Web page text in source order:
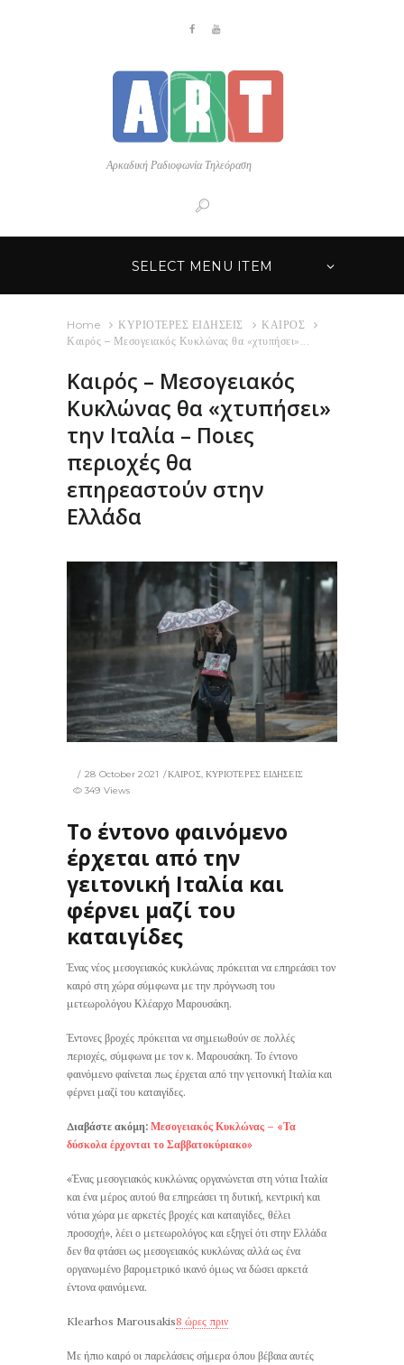
Αρκαδική Ραδιοφωνία Τηλεόραση
SELECT MENU ITEM
Home ΚΥΡΙΟΤΕΡΕΣ ΕΙΔΗΣΕΙΣ
ΚΑΙΡΟΣ
Καιρός – Μεσογειακός Κυκλώνας θα «χτυπήσει»...
Καιρός – Μεσογειακός
Κυκλώνας θα «χτυπήσει»
την Ιταλία – Ποιες
περιοχές θα
επηρεαστούν στην
Ελλάδα
28 October 2021 ΚΑΙΡΟΣ, ΚΥΡΙΟΤΕΡΕΣ ΕΙΔΗΣΕΙΣ
349 Views
Το έντονο φαινόμενο
έρχεται από την
γειτονική Ιταλία και
φέρνει μαζί του
καταιγίδες
Ένας νέος μεσογειακός κυκλώνας πρόκειται να επηρεάσει τον
καιρό στη χώρα σύμφωνα με την πρόγνωση του
μετεωρολόγου Κλέαρχο Μαρουσάκη.
Έντονες βροχές πρόκειται να σημειωθούν σε πολλές
περιοχές, σύμφωνα με τον κ. Μαρουσάκη. Το έντονο
φαινόμενο φαίνεται πως έρχεται από την γειτονική Ιταλία και
φέρνει μαζί του καταιγίδες.
Διαβάστε ακόμη: Μεσογειακός Κυκλώνας – «Τα
δύσκολα έρχονται το Σαββατοκύριακο»
«Ένας μεσογειακός κυκλώνας οργανώνεται στη νότια Ιταλία
και ένα μέρος αυτού θα επηρεάσει τη δυτική, κεντρική και
νότια χώρα με αρκετές βροχές και καταιγίδες, θέλει
προσοχή», λέει ο μετεωρολόγος και εξηγεί ότι στην Ελλάδα
δεν θα φτάσει ως μεσογειακός κυκλώνας αλλά ως ένα
οργανωμένο βαρομετρικό ικανό όμως να δώσει αρκετά
έντονα φαινόμενα.
Klearhos Marousakis8 ώρες πριν
Με ήπιο καιρό οι παρελάσεις σήμερα όπου βέβαια αυτές